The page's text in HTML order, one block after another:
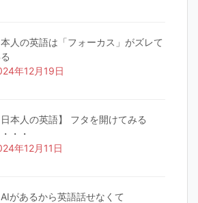
本人の英語は「フォーカス」がズレて
年12月19日
日本人の英語】 フタを開けてみる
・・
年12月11日
AIがあるから英語話せなくて